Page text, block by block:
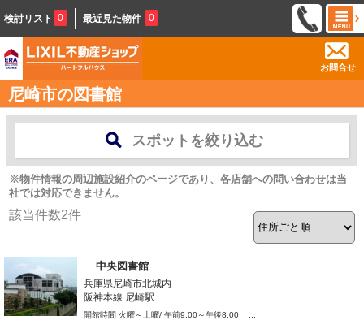
検討リスト 0 最近見た物件 0
お問合せ
尼崎市の図書館
スポットを絞り込む
※物件情報の周辺施設紹介のページであり、各店舗への問い合わせは当
社では対応できません。
該当件数2件
中央図書館
兵庫県尼崎市北城内
阪神本線 尼崎駅
開館時間 火曜～土曜/ 午前9:00～午後8:00 ...